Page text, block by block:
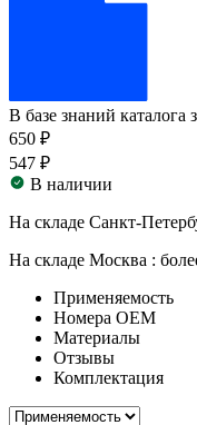
В базе знаний каталога
650 ₽
547 ₽
В наличии
На складе Санкт-
На складе Москва :
Применяемость
Номера ОЕМ
Материалы
Отзывы
Комплектация